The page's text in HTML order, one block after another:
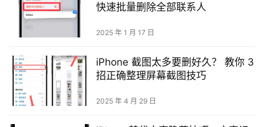
快速批量删除全部联系人
2025 年 1 月 17 日
iPhone 截图太多要删好久？ 教你 3
招正确整理屏幕截图技巧
2025 年 4 月 29 日